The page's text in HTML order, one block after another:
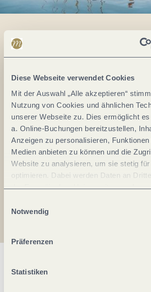
Diese Webseite verwendet Cookies
Mit der Auswahl „Alle akzeptieren“
Nutzung von Cookies und ähnlichen
unserer Webseite zu. Dies ermöglicht
a. Online-Buchungen bereitzustellen,
Anzeigen zu personalisieren,
Medien anbieten zu können und die
Website zu analysieren, um sie stetig
optimieren. Dabei werden Daten an
der Europäischen Union weitergegeben
jederzeit widerrufen werden. Mit der
ablehnen" kann es zu
Notwendig
Präferenzen
Statistiken
Alles im
Mosel im Abo: Mit unserem
Ihre
E-
Mail-
Adresse:
*
Ich erkläre mich mit der